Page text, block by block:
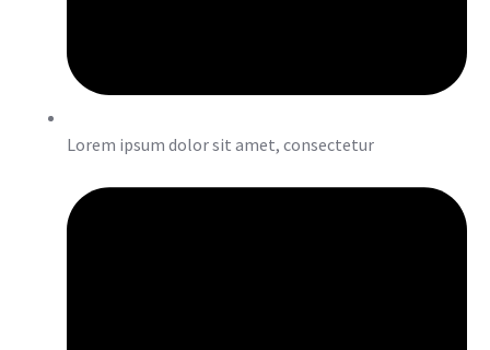
Lorem ipsum dolor sit amet, consectetur